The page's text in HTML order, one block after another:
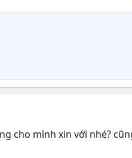
cho mình xin với nhé?